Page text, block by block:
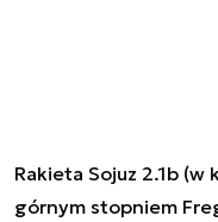
Rakieta Sojuz 2.1b
górnym stopniem